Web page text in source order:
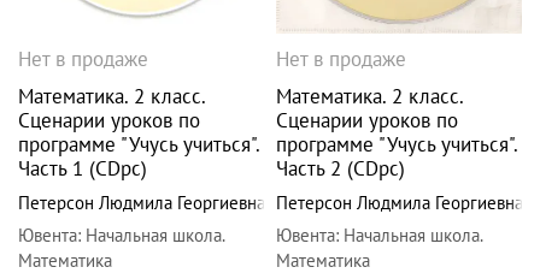
Нет в продаже
Математика. 2 класс.
Сценарии уроков по
программе "Учусь учиться".
Часть 1 (CDpc)
Петерсон Людмила Георгиевна
Ювента: Начальная школа.
Математика
Нет в продаже
Математика. 2 класс.
Сценарии уроков по
программе "Учусь учиться".
Часть 2 (CDpc)
Петерсон Людмила Георгиевна
Ювента: Начальная школа.
Математика